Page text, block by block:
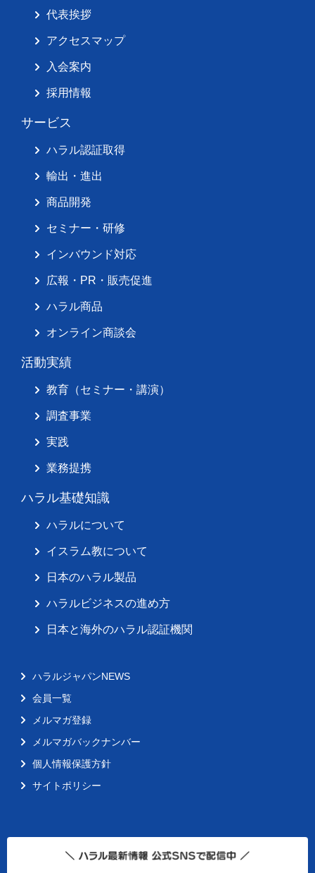
代表挨拶
アクセスマップ
入会案内
採用情報
サービス
ハラル認証取得
輸出・進出
商品開発
セミナー・研修
インバウンド対応
広報・PR・販売促進
ハラル商品
オンライン商談会
活動実績
教育（セミナー・講演）
調査事業
実践
業務提携
ハラル基礎知識
ハラルについて
イスラム教について
日本のハラル製品
ハラルビジネスの進め方
日本と海外のハラル認証機関
ハラルジャパンNEWS
会員一覧
メルマガ登録
メルマガバックナンバー
個人情報保護方針
サイトポリシー